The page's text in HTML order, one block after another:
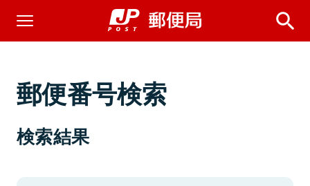
郵便番号検索
検索結果